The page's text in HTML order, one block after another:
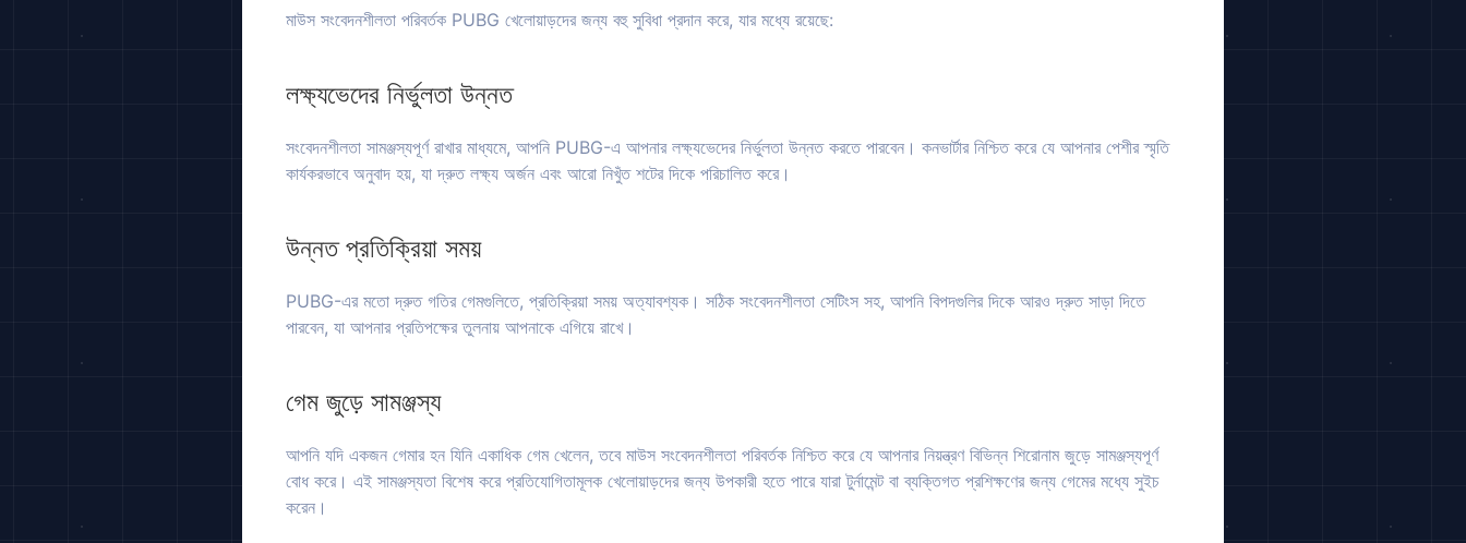
মাউস সংবেদনশীলতা পরিবর্তক PUBG খেলোয়াড়দের জন্য বহু সুবিধা প্রদান করে, যার মধ্যে রয়েছে:
লক্ষ্যভেদের নির্ভুলতা উন্নত
সংবেদনশীলতা সামঞ্জস্যপূর্ণ রাখার মাধ্যমে, আপনি PUBG-এ আপনার লক্ষ্যভেদের নির্ভুলতা উন্নত করতে পারবেন। কনভার্টার নিশ্চিত করে যে আপনার পেশীর স্মৃতি
কার্যকরভাবে অনুবাদ হয়, যা দ্রুত লক্ষ্য অর্জন এবং আরো নিখুঁত শটের দিকে পরিচালিত করে।
উন্নত প্রতিক্রিয়া সময়
PUBG-এর মতো দ্রুত গতির গেমগুলিতে, প্রতিক্রিয়া সময় অত্যাবশ্যক। সঠিক সংবেদনশীলতা সেটিংস সহ, আপনি বিপদগুলির দিকে আরও দ্রুত সাড়া দিতে
পারবেন, যা আপনার প্রতিপক্ষের তুলনায় আপনাকে এগিয়ে রাখে।
গেম জুড়ে সামঞ্জস্য
আপনি যদি একজন গেমার হন যিনি একাধিক গেম খেলেন, তবে মাউস সংবেদনশীলতা পরিবর্তক নিশ্চিত করে যে আপনার নিয়ন্ত্রণ বিভিন্ন শিরোনাম জুড়ে সামঞ্জস্যপূর্ণ
বোধ করে। এই সামঞ্জস্যতা বিশেষ করে প্রতিযোগিতামূলক খেলোয়াড়দের জন্য উপকারী হতে পারে যারা টুর্নামেন্ট বা ব্যক্তিগত প্রশিক্ষণের জন্য গেমের মধ্যে সুইচ
করেন।